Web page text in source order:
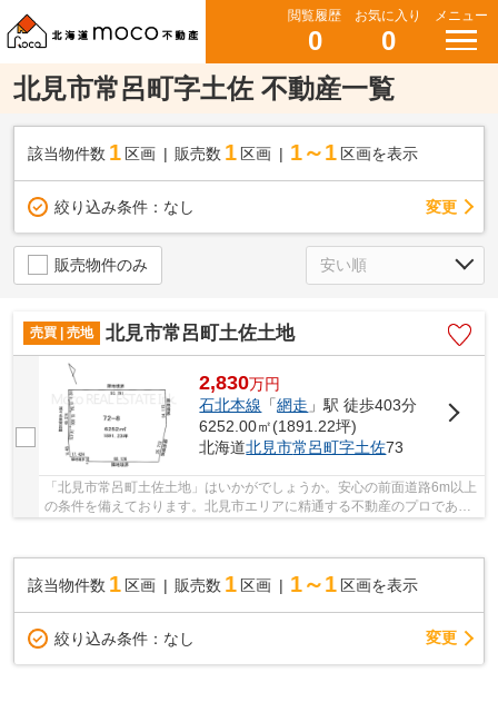
閲覧履歴
0
お気に入り
0
メニュー
北見市常呂町字土佐 不動産一覧
該当物件数 1 区画 販売数 1 区画 1～1 区画を表示
絞り込み条件： なし 変更
販売物件のみ
売買 | 売地 北見市常呂町土佐土地
2,830万円
石北本線 「網走 」駅 徒歩403分
6252.00㎡(1891.22坪)
北海道北見市常呂町字土佐73
「北見市常呂町土佐土地」はいかがでしょうか。安心の前面道路6m以上
の条件を備えております。北見市エリアに精通する不動産のプロである
該当物件数 1 区画 販売数 1 区画 1～1 区画を表示
絞り込み条件： なし 変更